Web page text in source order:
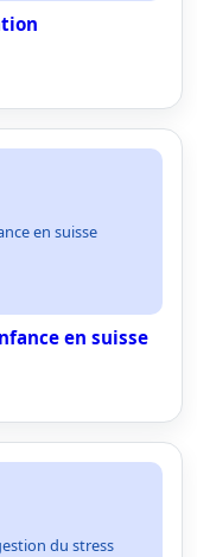
en suisse
en suisse
du stress